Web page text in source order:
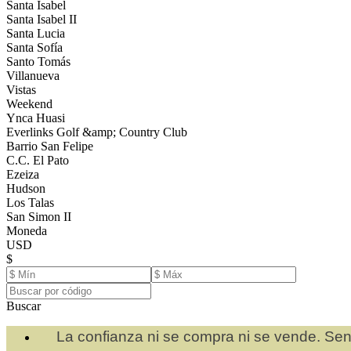
Santa Isabel
Santa Isabel II
Santa Lucia
Santa Sofía
Santo Tomás
Villanueva
Vistas
Weekend
Ynca Huasi
Everlinks Golf &amp; Country Club
Barrio San Felipe
C.C. El Pato
Ezeiza
Hudson
Los Talas
San Simon II
Moneda
USD
$
Buscar
La confianza ni se compra ni se vende.